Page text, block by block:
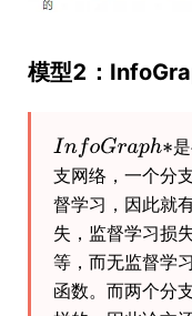
模型2：
支网络，一个分
督学习，因此就
失，监督学习损
等，而无监督学
函数。而两个分